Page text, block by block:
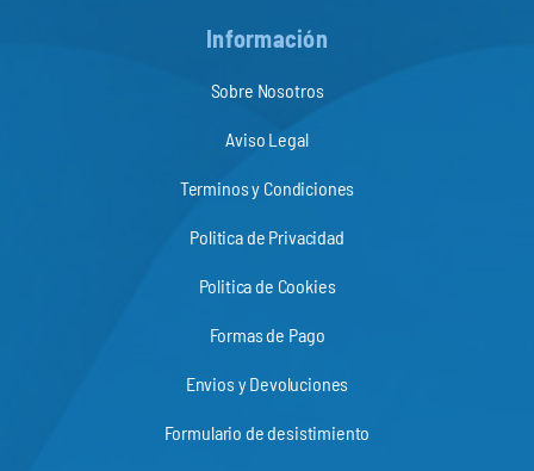
Información
Sobre Nosotros
Aviso Legal
Terminos y Condiciones
Politica de Privacidad
Politica de Cookies
Formas de Pago
Envios y Devoluciones
Formulario de desistimiento